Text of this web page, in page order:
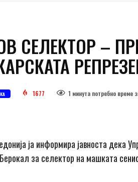
СЕЛЕКТОР –
1677 1 минутa потребно време
ја информира јавноста дека
за селектор на машката